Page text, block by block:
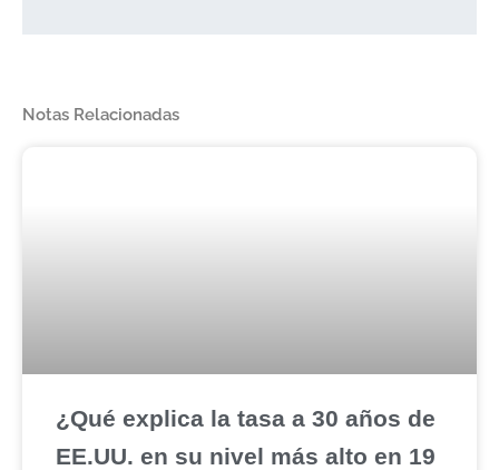
Notas Relacionadas
¿Qué explica la tasa a 30 años de
EE.UU. en su nivel más alto en 19